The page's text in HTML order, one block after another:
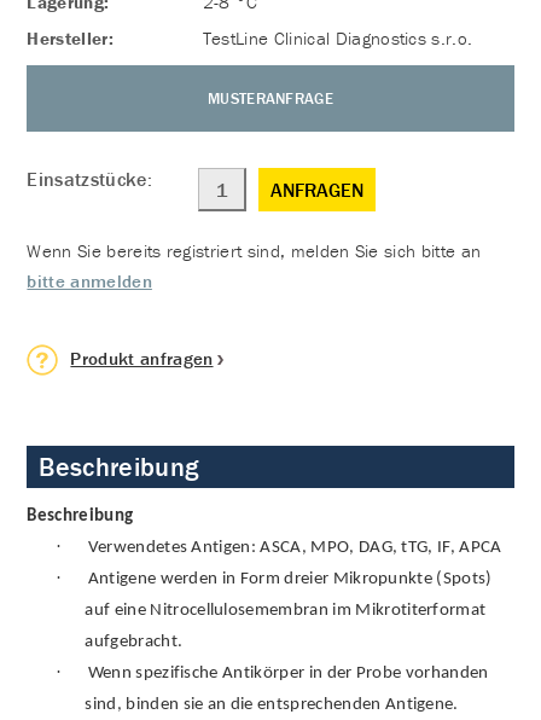
Hersteller:
TestLine Clinical Diagnostics s.r.o.
MUSTERANFRAGE
Einsatzstücke: ANFRAGEN
Wenn Sie bereits registriert sind, melden Sie sich bitte an
bitte anmelden
Produkt anfragen
Beschreibung
Beschreibung
· Verwendetes Antigen: ASCA, MPO, DAG, tTG, IF, APCA
·
Antigene werden in Form dreier Mikropunkte (Spots)
auf eine Nitrocellulosemembran im Mikrotiterformat
aufgebracht.
·
Wenn spezifische Antikörper in der Probe vorhanden
sind, binden sie an die entsprechenden Antigene.